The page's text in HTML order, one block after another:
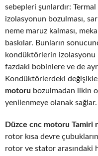
sebepleri şunlardır: Termal
izolasyonun bozulması,
neme maruz kalması,
baskılar. Bunların
kondüktörlerin izolasyonu
fazdaki bobinlere ve de
Kondüktörlerdeki
motoru bozulmadan ilkin
yenilenmeye olanak sağlar.
Düzce cnc motoru Tamiri
rotor kısa devre
rotor ve stator arasındaki